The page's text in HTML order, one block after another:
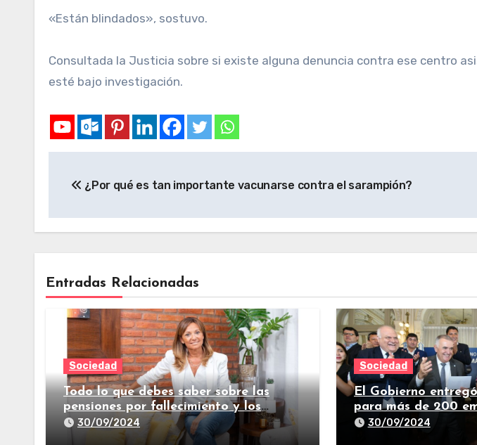
«Están blindados», sostuvo.
Consultada la Justicia sobre si existe alguna denuncia contra ese centro
esté bajo investigación.
¿Por qué es tan importante vacunarse contra el sarampión?
Entradas Relacionadas
Sociedad
Todo lo que debes saber sobre las
pensiones por fallecimiento y los
seguros de vida
30/09/2024
Sociedad
El Gobierno
para más de 200
provincia
30/09/2024